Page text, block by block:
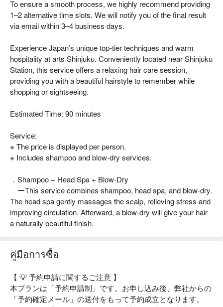
To ensure a smooth process, we highly recommend providing
1–2 alternative time slots. We will notify you of the final result
via email within 3–4 business days.
Experience Japan’s unique top-tier techniques and warm
hospitality at arts Shinjuku. Conveniently located near Shinjuku
Station, this service offers a relaxing hair care session,
providing you with a beautiful hairstyle to remember while
shopping or sightseeing.
Estimated Time: 90 minutes
Service:
※ The price is displayed per person.
※ Includes shampoo and blow-dry services.
．Shampoo + Head Spa + Blow-Dry
ーThis service combines shampoo, head spa, and blow-dry.
The head spa gently massages the scalp, relieving stress and
improving circulation. Afterward, a blow-dry will give your hair
a naturally beautiful finish.
คู่มือการซื้อ
【 💡 予約申請に関するご注意 】
本プランは「予約申請制」です。お申し込み後、弊社からの
「予約確定メール」の送付をもって予約成立となります。